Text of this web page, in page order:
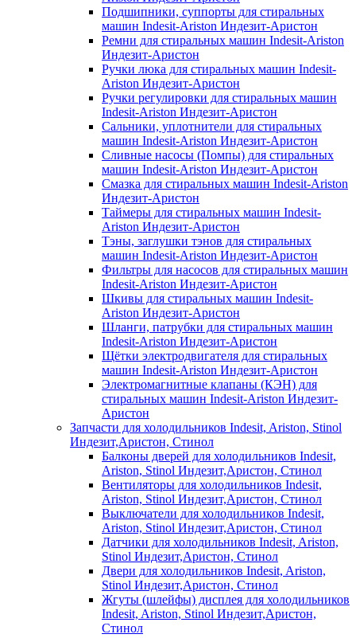
Подшипники, суппорты для стиральных
машин Indesit-Ariston Индезит-Аристон
Ремни для стиральных машин Indesit-Ariston
Индезит-Аристон
Ручки люка для стиральных машин Indesit-
Ariston Индезит-Аристон
Ручки регулировки для стиральных машин
Indesit-Ariston Индезит-Аристон
Сальники, уплотнители для стиральных
машин Indesit-Ariston Индезит-Аристон
Сливные насосы (Помпы) для стиральных
машин Indesit-Ariston Индезит-Аристон
Смазка для стиральных машин Indesit-Ariston
Индезит-Аристон
Таймеры для стиральных машин Indesit-
Ariston Индезит-Аристон
Тэны, заглушки тэнов для стиральных
машин Indesit-Ariston Индезит-Аристон
Фильтры для насосов для стиральных машин
Indesit-Ariston Индезит-Аристон
Шкивы для стиральных машин Indesit-
Ariston Индезит-Аристон
Шланги, патрубки для стиральных машин
Indesit-Ariston Индезит-Аристон
Щётки электродвигателя для стиральных
машин Indesit-Ariston Индезит-Аристон
Электромагнитные клапаны (КЭН) для
стиральных машин Indesit-Ariston Индезит-
Аристон
Запчасти для холодильников Indesit, Ariston, Stinol
Индезит,Аристон, Стинол
Балконы дверей для холодильников Indesit,
Ariston, Stinol Индезит,Аристон, Стинол
Вентиляторы для холодильников Indesit,
Ariston, Stinol Индезит,Аристон, Стинол
Выключатели для холодильников Indesit,
Ariston, Stinol Индезит,Аристон, Стинол
Датчики для холодильников Indesit, Ariston,
Stinol Индезит,Аристон, Стинол
Двери для холодильников Indesit, Ariston,
Stinol Индезит,Аристон, Стинол
Жгуты (шлейфы) дисплея для холодильников
Indesit, Ariston, Stinol Индезит,Аристон,
Стинол